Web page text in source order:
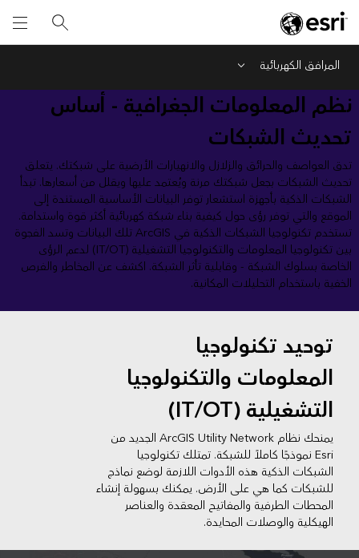
المرافق الكهربائية Menu
نظم المعلومات الجغرافية - أساس
تحديث الشبكات
تدق العواصف والحرائق والزلازل والانهيارات الأرضية على شبكتك. يتعلق
تحديث الشبكات بجعل شبكتك مرنة ويُعتمد عليها ويقلل من أسعارها. تبدأ
الشبكات الذكية بأجهزة استشعار توفر البيانات الأساسية المستندة إلى
الموقع والتي توفر رؤى حول كيفية بناء شبكة كهربائية أكثر قوة واستدامة.
تستخدم تكنولوجيا الشبكات الذكية في ArcGIS تلك البيانات وتسد الفجوة
بين تكنولوجيا المعلومات والتكنولوجيا التشغيلية (IT/OT) لدعم الرؤى
الخاصة بسلوك الشبكة - وقابلية تأثر الشبكة. اكشف عن المخاطر والفرص
الخفية باستخدام التحليلات المكانية.
توحيد تكنولوجيا
المعلومات والتكنولوجيا
التشغيلية (IT/OT)
يمنحك نظام ArcGIS Utility Network الجديد من
Esri نموذجًا كاملاً للشبكة. تمتلك تكنولوجيا
الشبكات الذكية هذه الأدوات اللازمة لوضع نماذج
للشبكات كما هي على الأرض. يمكنك بسهولة إنشاء
المحطات الطرفية والمفاتيح المعقدة والعناصر
الهيكلية والوصلات المحايدة.